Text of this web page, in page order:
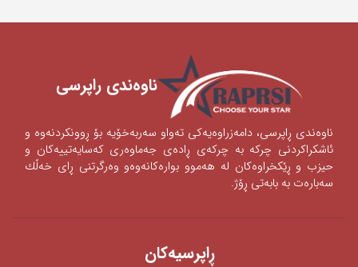
ناوه‌ندی ‌راپرسی
ناوه‌ندی‌ ڕاپرسی‌، دامه‌زراوه‌یه‌كی‌ ته‌واو سه‌ربه‌خۆیه‌ بۆ ڕوونكردنه‌وه‌ و
ئاشكراكردنی‌‌ چركه‌ به‌ چركه‌ی‌ ڕاده‌ی‌ جه‌ماوه‌ری‌ كه‌سایه‌تییه‌كان و
حیزب و ڕێكخراوه‌كان له‌ هه‌موو بواره‌كانه‌وه‌‌‌و وه‌رگرتنی‌ ڕای‌ خه‌ڵك
سه‌باره‌ت به‌ بابه‌تی‌ ڕۆژ.
ڕاپرسیه‌كان